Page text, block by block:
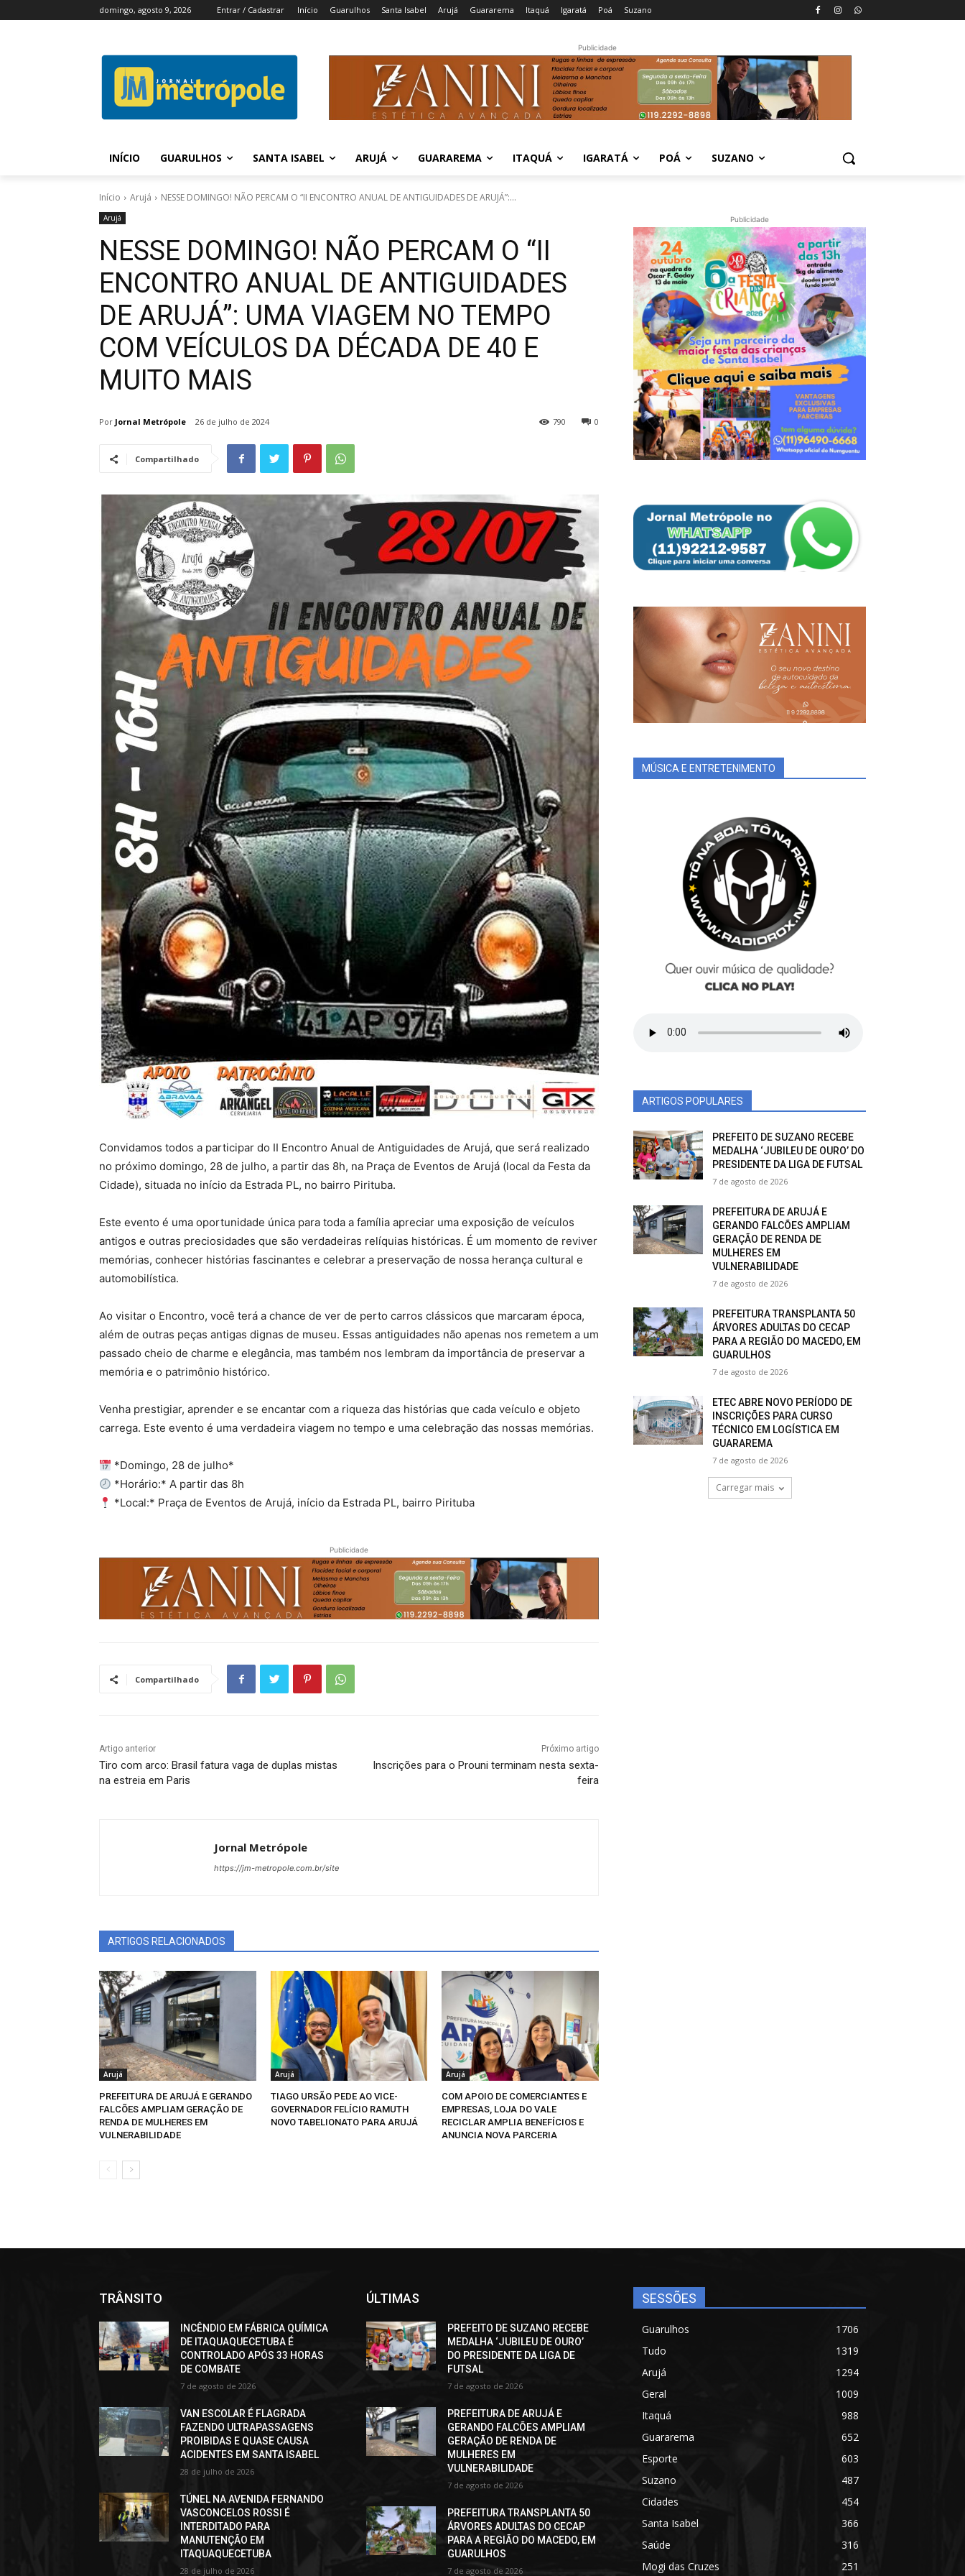
domingo, agosto 9, 2026 Entrar / Cadastrar Início Guarulhos Santa Isabel Arujá Guararema Itaquá Igaratá Poá Suzano
Publicidade
INÍCIO GUARULHOS SANTA ISABEL ARUJÁ GUARAREMA ITAQUÁ IGARATÁ POÁ SUZANO
Início Arujá NESSE DOMINGO! NÃO PERCAM O “II ENCONTRO ANUAL DE ANTIGUIDADES DE ARUJÁ”:...
Arujá
NESSE DOMINGO! NÃO PERCAM O “II
ENCONTRO ANUAL DE ANTIGUIDADES
DE ARUJÁ”: UMA VIAGEM NO TEMPO
COM VEÍCULOS DA DÉCADA DE 40 E
MUITO MAIS
Por Jornal Metrópole 26 de julho de 2024 0
790
Compartilhado
Convidamos todos a participar do II Encontro Anual de Antiguidades de Arujá, que será realizado
no próximo domingo, 28 de julho, a partir das 8h, na Praça de Eventos de Arujá (local da Festa da
Cidade), situada no início da Estrada PL, no bairro Pirituba.
Este evento é uma oportunidade única para toda a família apreciar uma exposição de veículos
antigos e outras preciosidades que são verdadeiras relíquias históricas. É um momento de reviver
memórias, conhecer histórias fascinantes e celebrar a preservação de nossa herança cultural e
automobilística.
Ao visitar o Encontro, você terá a chance de ver de perto carros clássicos que marcaram época,
além de outras peças antigas dignas de museu. Essas antiguidades não apenas nos remetem a um
passado cheio de charme e elegância, mas também nos lembram da importância de preservar a
memória e o patrimônio histórico.
Venha prestigiar, aprender e se encantar com a riqueza das histórias que cada veículo e objeto
carrega. Este evento é uma verdadeira viagem no tempo e uma celebração das nossas memórias.
*Domingo, 28 de julho*
*Horário:* A partir das 8h
*Local:* Praça de Eventos de Arujá, início da Estrada PL, bairro Pirituba
Publicidade
Compartilhado
Artigo anterior
Tiro com arco: Brasil fatura vaga de duplas mistas
na estreia em Paris
Próximo artigo
Inscrições para o Prouni terminam nesta sexta-
feira
Jornal Metrópole
https://jm-metropole.com.br/site
ARTIGOS RELACIONADOS
Arujá
PREFEITURA DE ARUJÁ E GERANDO
FALCÕES AMPLIAM GERAÇÃO DE
RENDA DE MULHERES EM
VULNERABILIDADE
Arujá
TIAGO URSÃO PEDE AO VICE-
GOVERNADOR FELÍCIO RAMUTH
NOVO TABELIONATO PARA ARUJÁ
Arujá
COM APOIO DE COMERCIANTES E
EMPRESAS, LOJA DO VALE
RECICLAR AMPLIA BENEFÍCIOS E
ANUNCIA NOVA PARCERIA
Publicidade
MÚSICA E ENTRETENIMENTO
ARTIGOS POPULARES
PREFEITO DE SUZANO RECEBE
MEDALHA ‘JUBILEU DE OURO’ DO
PRESIDENTE DA LIGA DE FUTSAL
7 de agosto de 2026
PREFEITURA DE ARUJÁ E
GERANDO FALCÕES AMPLIAM
GERAÇÃO DE RENDA DE
MULHERES EM
VULNERABILIDADE
7 de agosto de 2026
PREFEITURA TRANSPLANTA 50
ÁRVORES ADULTAS DO CECAP
PARA A REGIÃO DO MACEDO, EM
GUARULHOS
7 de agosto de 2026
ETEC ABRE NOVO PERÍODO DE
INSCRIÇÕES PARA CURSO
TÉCNICO EM LOGÍSTICA EM
GUARAREMA
7 de agosto de 2026
Carregar mais
TRÂNSITO
INCÊNDIO EM FÁBRICA QUÍMICA
DE ITAQUAQUECETUBA É
CONTROLADO APÓS 33 HORAS
DE COMBATE
7 de agosto de 2026
VAN ESCOLAR É FLAGRADA
FAZENDO ULTRAPASSAGENS
PROIBIDAS E QUASE CAUSA
ACIDENTES EM SANTA ISABEL
28 de julho de 2026
TÚNEL NA AVENIDA FERNANDO
VASCONCELOS ROSSI É
INTERDITADO PARA
MANUTENÇÃO EM
ITAQUAQUECETUBA
28 de julho de 2026
ÚLTIMAS
PREFEITO DE SUZANO RECEBE
MEDALHA ‘JUBILEU DE OURO’
DO PRESIDENTE DA LIGA DE
FUTSAL
7 de agosto de 2026
PREFEITURA DE ARUJÁ E
GERANDO FALCÕES AMPLIAM
GERAÇÃO DE RENDA DE
MULHERES EM
VULNERABILIDADE
7 de agosto de 2026
PREFEITURA TRANSPLANTA 50
ÁRVORES ADULTAS DO CECAP
PARA A REGIÃO DO MACEDO, EM
GUARULHOS
7 de agosto de 2026
SESSÕES
Guarulhos
1706
Tudo
1319
Arujá
1294
Geral
1009
Itaquá
988
Guararema
652
Esporte
603
Suzano
487
Cidades
454
Santa Isabel
366
Saúde
316
Mogi das Cruzes
251